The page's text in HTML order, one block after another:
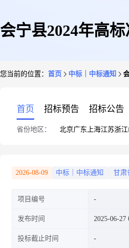
会宁县2024年高
您当前的位置： 首页 中标｜中标通知
首页 招标预告 招标公告
省份地区： 北京广东 上海江苏浙江
2026-08-09 中标｜中标通知 甘肃
项目编号
发布时间 2025-06-27
投标截止时间